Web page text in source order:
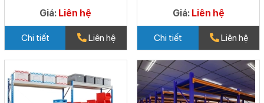
Giá: Liên hệ
Chi tiết Liên hệ
Giá: Liên hệ
Chi tiết Liên hệ